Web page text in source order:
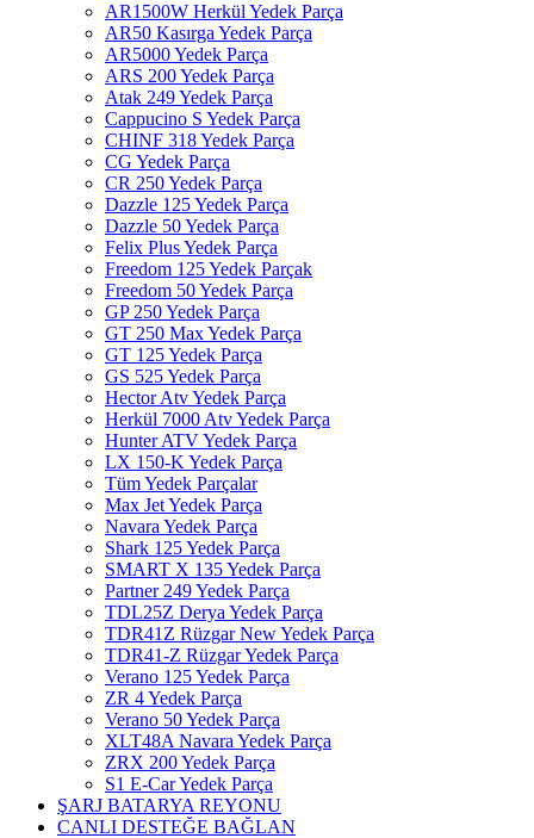
AR1500W Herkül Yedek Parça
AR50 Kasırga Yedek Parça
AR5000 Yedek Parça
ARS 200 Yedek Parça
Atak 249 Yedek Parça
Cappucino S Yedek Parça
CHINF 318 Yedek Parça
CG Yedek Parça
CR 250 Yedek Parça
Dazzle 125 Yedek Parça
Dazzle 50 Yedek Parça
Felix Plus Yedek Parça
Freedom 125 Yedek Parçak
Freedom 50 Yedek Parça
GP 250 Yedek Parça
GT 250 Max Yedek Parça
GT 125 Yedek Parça
GS 525 Yedek Parça
Hector Atv Yedek Parça
Herkül 7000 Atv Yedek Parça
Hunter ATV Yedek Parça
LX 150-K Yedek Parça
Tüm Yedek Parçalar
Max Jet Yedek Parça
Navara Yedek Parça
Shark 125 Yedek Parça
SMART X 135 Yedek Parça
Partner 249 Yedek Parça
TDL25Z Derya Yedek Parça
TDR41Z Rüzgar New Yedek Parça
TDR41-Z Rüzgar Yedek Parça
Verano 125 Yedek Parça
ZR 4 Yedek Parça
Verano 50 Yedek Parça
XLT48A Navara Yedek Parça
ZRX 200 Yedek Parça
S1 E-Car Yedek Parça
ŞARJ BATARYA REYONU
CANLI DESTEĞE BAĞLAN